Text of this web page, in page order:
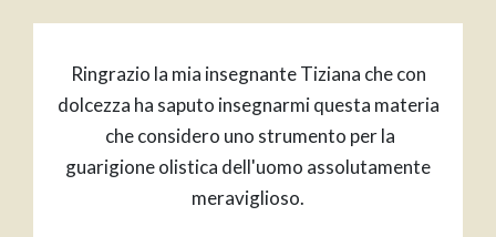
Ringrazio la mia insegnante Tiziana che con
dolcezza ha saputo insegnarmi questa materia
che considero uno strumento per la
guarigione olistica dell'uomo assolutamente
meraviglioso.